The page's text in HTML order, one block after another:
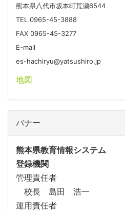
熊本県八代市坂本町荒瀬6544
TEL 0965-45-3888
FAX 0965-45-3277
E-mail
es-hachiryu@yatsushiro.jp
地図
バナー
熊本県教育情報システム
登録機関
管理責任者
校長 島田 浩一
運用責任者